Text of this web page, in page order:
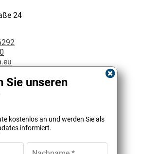
24
222/02627
Immobilienmakler IHK
Sie unseren
kostenlos an und werden Sie als
informiert.
CGI Immobilien
100%
SEHR GUT